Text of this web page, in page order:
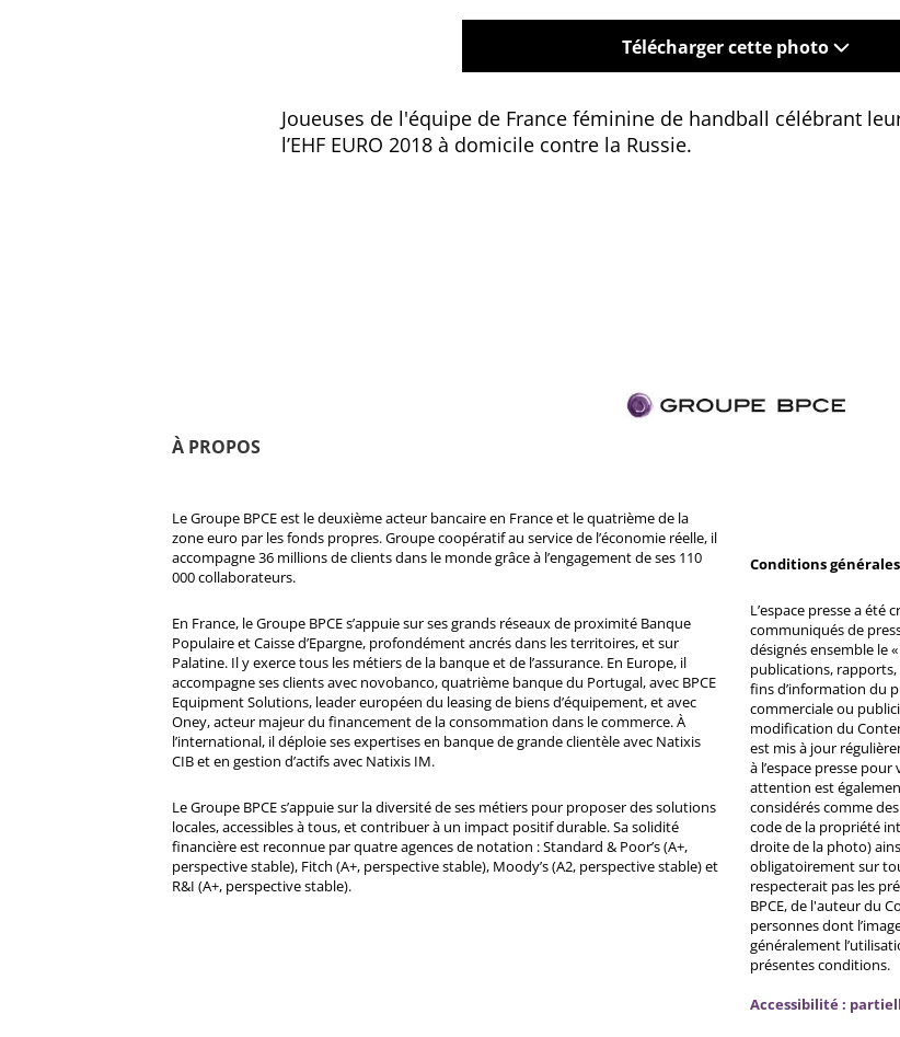
Télécharger cette photo
Joueuses de l'équipe de France féminine de handball célébrant
l’EHF EURO 2018 à domicile contre la Russie.
À PROPOS
Le Groupe BPCE est le deuxième acteur bancaire en France et le quatrième de la
zone euro par les fonds propres. Groupe coopératif au service de l’économie réelle, il
accompagne 36 millions de clients dans le monde grâce à l’engagement de ses 110
000 collaborateurs.
En France, le Groupe BPCE s’appuie sur ses grands réseaux de proximité Banque
Populaire et Caisse d’Epargne, profondément ancrés dans les territoires, et sur
Palatine. Il y exerce tous les métiers de la banque et de l’assurance. En Europe, il
accompagne ses clients avec novobanco, quatrième banque du Portugal, avec BPCE
Equipment Solutions, leader européen du leasing de biens d’équipement, et avec
Oney, acteur majeur du financement de la consommation dans le commerce. À
l’international, il déploie ses expertises en banque de grande clientèle avec Natixis
CIB et en gestion d’actifs avec Natixis IM.
Le Groupe BPCE s’appuie sur la diversité de ses métiers pour proposer des solutions
locales, accessibles à tous, et contribuer à un impact positif durable. Sa solidité
financière est reconnue par quatre agences de notation : Standard & Poor’s (A+,
perspective stable), Fitch (A+, perspective stable), Moody’s (A2, perspective stable) et
R&I (A+, perspective stable).
Conditions
L’espace presse a été
communiqués de
désignés ensemble le
publications,
fins d’information du
commerciale ou
modification du
est mis à jour
à l’espace presse
attention est
considérés comme
code de la propriété
droite de la photo)
obligatoirement sur
respecterait pas les
BPCE, de l'auteur du
personnes dont
généralement
présentes conditions.
Accessibilité :